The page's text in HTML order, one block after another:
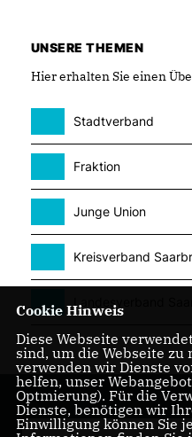
UNSERE THEMEN
Hier erhalten Sie einen
Stadtverband
Fraktion
Junge Union
Kreisverband
Landesverband Saar
Cookie Hinweis
Diese Webseite
sind, um die Webseite zu
verwenden wir Dienste
helfen, unser
Optmierung). Für die
Dienste, benötigen wir
Einwilligung können Sie